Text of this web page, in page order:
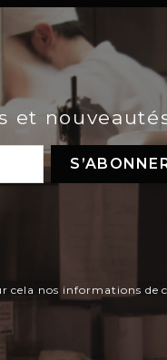
et
nos informations